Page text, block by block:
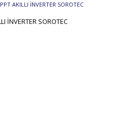
AKILLI İNVERTER SOROTEC